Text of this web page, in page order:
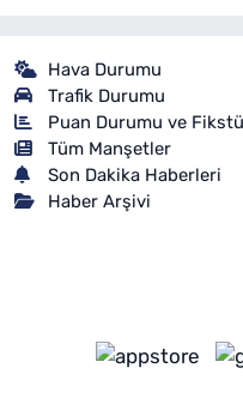
Hava Durumu
Trafik Durumu
Puan Durumu ve
Tüm Manşetler
Son Dakika Haberleri
Haber Arşivi